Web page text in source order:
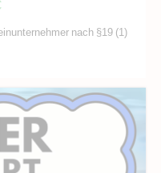
nach §19 (1)